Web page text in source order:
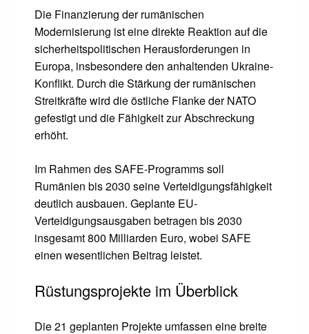
Die Finanzierung der rumänischen
Modernisierung ist eine direkte Reaktion auf die
sicherheitspolitischen Herausforderungen in
Europa, insbesondere den anhaltenden Ukraine-
Konflikt. Durch die Stärkung der rumänischen
Streitkräfte wird die östliche Flanke der NATO
gefestigt und die Fähigkeit zur Abschreckung
erhöht.
Im Rahmen des SAFE-Programms soll
Rumänien bis 2030 seine Verteidigungsfähigkeit
deutlich ausbauen. Geplante EU-
Verteidigungsausgaben betragen bis 2030
insgesamt 800 Milliarden Euro, wobei SAFE
einen wesentlichen Beitrag leistet.
Rüstungsprojekte im Überblick
Die 21 geplanten Projekte umfassen eine breite